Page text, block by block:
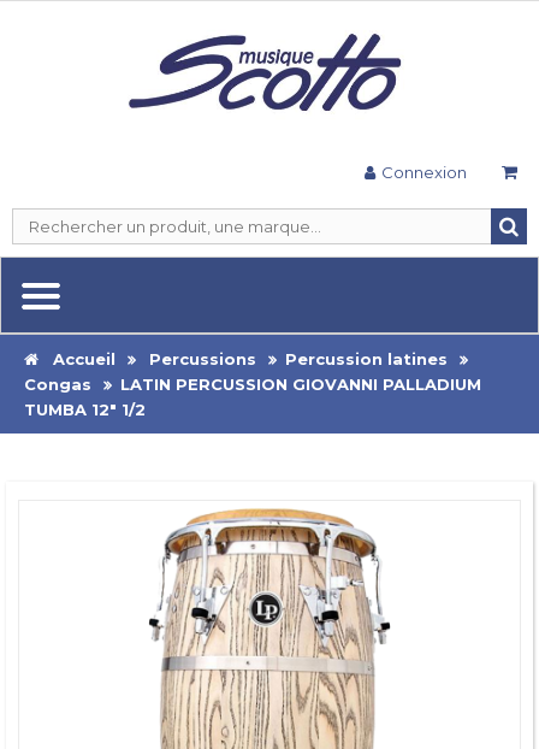
Connexion
Accueil Percussions
Percussion latines
Congas
LATIN PERCUSSION GIOVANNI PALLADIUM
TUMBA 12" 1/2